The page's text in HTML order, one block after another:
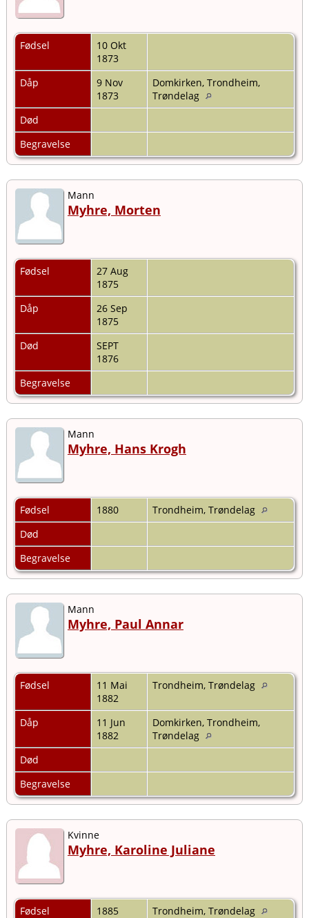
Fødsel
10 Okt
1873
Dåp
9 Nov
1873
Domkirken, Trondheim,
Trøndelag
Død
Begravelse
Mann
Myhre, Morten
Fødsel
27 Aug
1875
Dåp
26 Sep
1875
Død
SEPT
1876
Begravelse
Mann
Myhre, Hans Krogh
Fødsel 1880
Trondheim, Trøndelag
Død
Begravelse
Mann
Myhre, Paul Annar
Fødsel
11 Mai
1882
Trondheim, Trøndelag
Dåp
11 Jun
1882
Domkirken, Trondheim,
Trøndelag
Død
Begravelse
Kvinne
Myhre, Karoline Juliane
Fødsel 1885 Trondheim, Trøndelag